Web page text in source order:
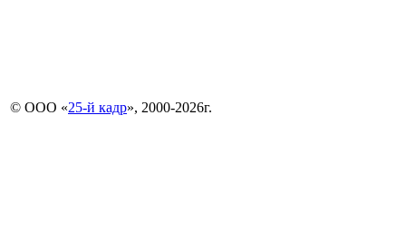
© ООО «25-й кадр», 2000-2026г.